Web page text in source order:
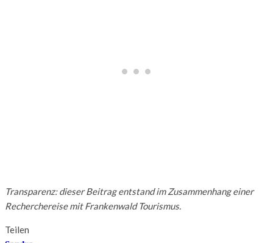
Transparenz: dieser Beitrag entstand im Zusammenhang einer
Recherchereise mit Frankenwald Tourismus.
Teilen